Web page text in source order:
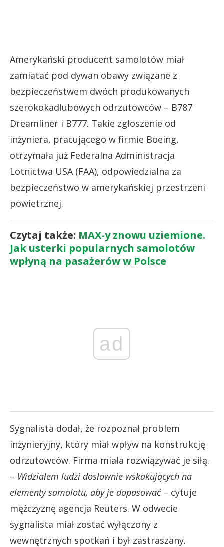
Amerykański producent samolotów miał
zamiatać pod dywan obawy związane z
bezpieczeństwem dwóch produkowanych
szerokokadłubowych odrzutowców – B787
Dreamliner i B777. Takie zgłoszenie od
inżyniera, pracującego w firmie Boeing,
otrzymała już Federalna Administracja
Lotnictwa USA (FAA), odpowiedzialna za
bezpieczeństwo w amerykańskiej przestrzeni
powietrznej.
Czytaj także: MAX-y znowu uziemione.
Jak usterki popularnych samolotów
wpłyną na pasażerów w Polsce
ad
Sygnalista dodał, że rozpoznał problem
inżynieryjny, który miał wpływ na konstrukcję
odrzutowców. Firma miała rozwiązywać je siłą.
– Widziałem ludzi dosłownie wskakujących na
elementy samolotu, aby je dopasować– cytuje
mężczyznę agencja Reuters. W odwecie
sygnalista miał zostać wyłączony z
wewnętrznych spotkań i był zastraszany.